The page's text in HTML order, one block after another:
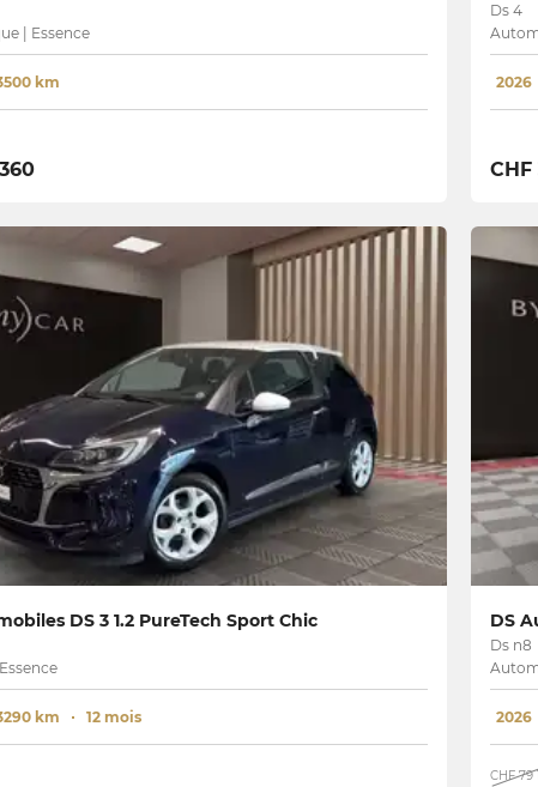
| Essence
km
Ds 4
2026
CHF
DS 3 1.2 PureTech Sport Chic
km 12 mois
DS
Ds n8
2026
CHF 79